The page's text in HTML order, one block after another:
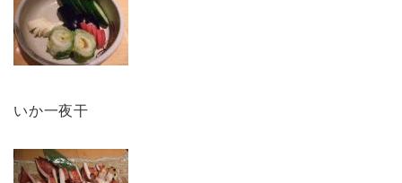
いか一夜干